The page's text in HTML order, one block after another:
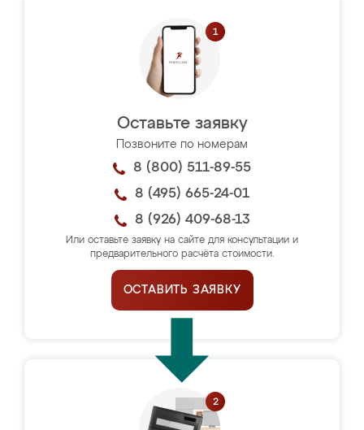
Оставьте заявку
Позвоните по номерам
8 (800) 511-89-55
8 (495) 665-24-01
8 (926) 409-68-13
Или оставьте заявку на сайте для консультации и
предварительного расчёта стоимости.
ОСТАВИТЬ ЗАЯВКУ